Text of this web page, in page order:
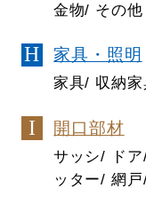
金物/ その他
家具・照明
家具/ 収納
開口部材
サッシ/ ド
ッター/ 網